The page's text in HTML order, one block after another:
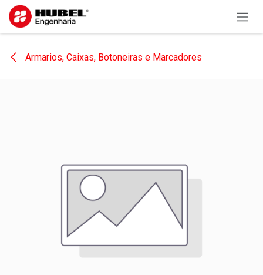
Pular para o conteúdo
Armarios, Caixas, Botoneiras e Marcadores